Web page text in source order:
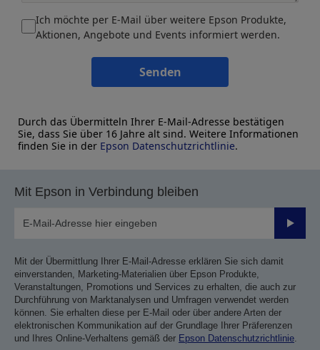
Ich möchte per E-Mail über weitere Epson Produkte,
Aktionen, Angebote und Events informiert werden.
Senden
Durch das Übermitteln Ihrer E-Mail-Adresse bestätigen
Sie, dass Sie über 16 Jahre alt sind. Weitere Informationen
finden Sie in der Epson Datenschutzrichtlinie.
Mit Epson in Verbindung bleiben
Mit der Übermittlung Ihrer E-Mail-Adresse erklären Sie sich damit
einverstanden, Marketing-Materialien über Epson Produkte,
Veranstaltungen, Promotions und Services zu erhalten, die auch zur
Durchführung von Marktanalysen und Umfragen verwendet werden
können. Sie erhalten diese per E-Mail oder über andere Arten der
elektronischen Kommunikation auf der Grundlage Ihrer Präferenzen
und Ihres Online-Verhaltens gemäß der Epson Datenschutzrichtlinie.